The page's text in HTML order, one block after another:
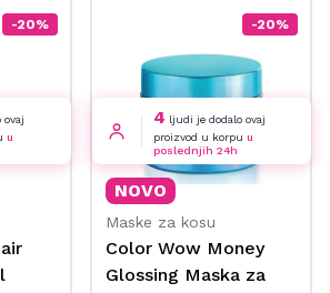
u
-20%
4 ljudi je dodalo ovaj
proizvod u korpu u
poslednjih 24h
NOVO
-20%
Maske za kosu
Color Wow Money
Glossing Maska za